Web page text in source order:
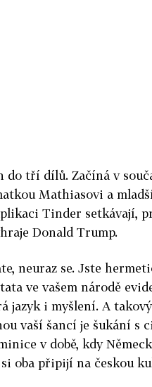
do tří dílů. Začíná v
Mathiasovi a
Tinder setkávají,
Donald Trump.
neuraz se. Jste
ve vašem národě
jazyk i myšlení. A
vaší šancí je šukání s
v době, kdy
oba připijí na českou